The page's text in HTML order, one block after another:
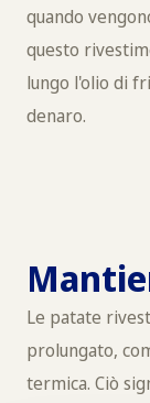
quando
questo
lungo l'olio di
denaro.
Le patate
prolungato,
termica. Ciò